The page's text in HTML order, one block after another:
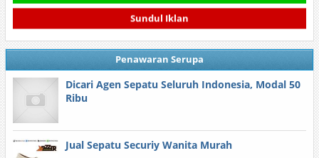
Sundul Iklan
Penawaran Serupa
Dicari Agen Sepatu Seluruh Indonesia, Modal 50
Ribu
Jual Sepatu Securiy Wanita Murah